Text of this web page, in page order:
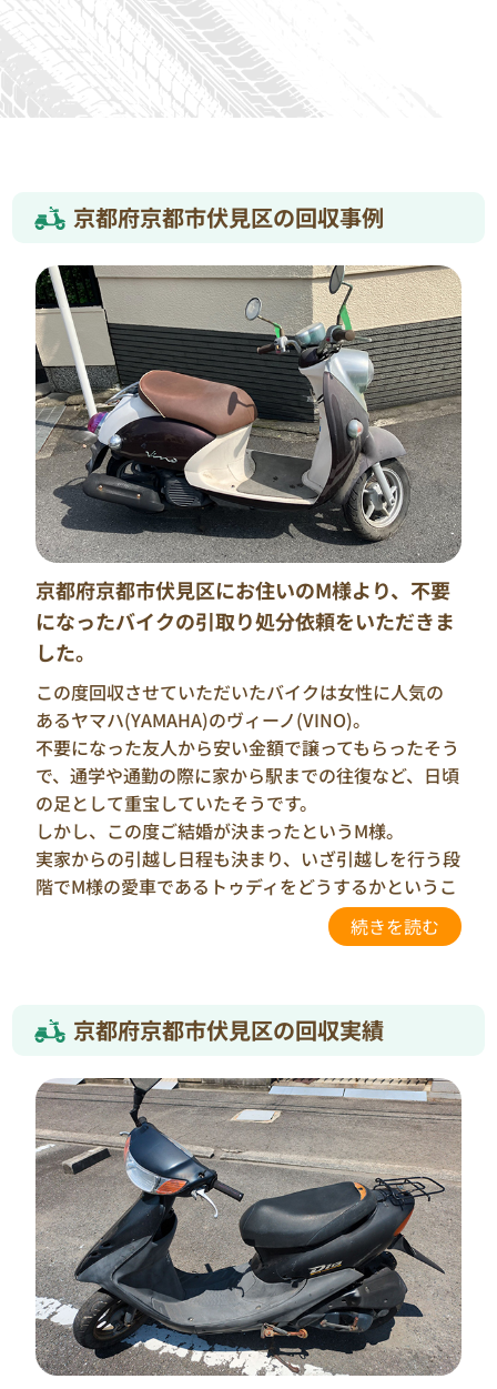
京都府京都市伏見区の回収事例
京都府京都市伏見区にお住いのM様より、不要
になったバイクの引取り処分依頼をいただきま
した。
この度回収させていただいたバイクは女性に人気の
あるヤマハ(YAMAHA)のヴィーノ(VINO)。
不要になった友人から安い金額で譲ってもらったそう
で、通学や通勤の際に家から駅までの往復など、日頃
の足として重宝していたそうです。
しかし、この度ご結婚が決まったというM様。
実家からの引越し日程も決まり、いざ引越しを行う段
階でM様の愛車であるトゥディをどうするかというこ
M様と彼の間で話し合いをしたところ、やはり処分す
で、早速ネットでリサーチを開始。
き取りに伺う費用とメーカー指定の引き取り場所ま
での運搬費を請求します」と言われてしまったそうで
す。
一瞬、しょうがないかとも思いましたが、この事を
彼に相談してみると、「無料で回収している業者があ
るみたいだよ、ここに電話してみれば！」といって教
えてくれたのが、当社
”バイクリサイクルジャパン”だったそうです。
回収業務を通した”地球環境への貢献”に共感してい
ただき、当社に依頼を決めていただいたとのことでし
た。
京都府京都市伏見区の回収実績